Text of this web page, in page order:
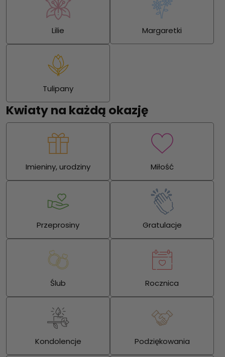
Lilie Margaretki
Tulipany
Kwiaty na każdą okazję
Imieniny, urodziny Miłość
Przeprosiny Gratulacje
Ślub Rocznica
Kondolencje Podziękowania